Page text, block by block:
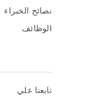
نصائح الخبراء
الوظائف
تابعنا علي